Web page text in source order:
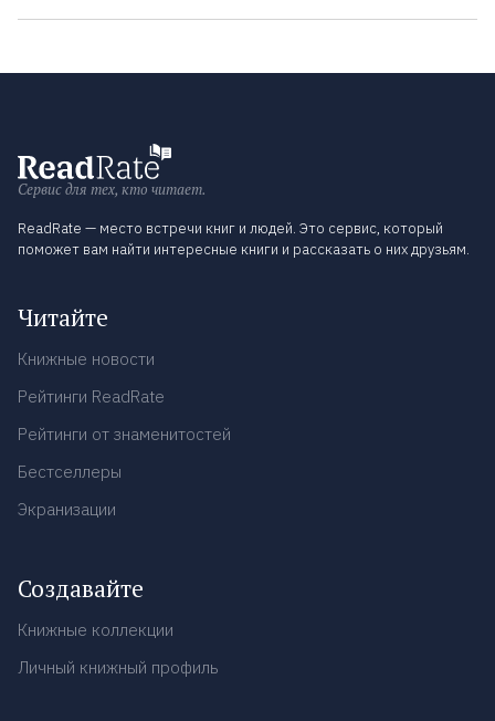
Сервис для тех, кто читает.
ReadRate — место встречи книг и людей. Это сервис, который
поможет вам найти интересные книги и рассказать о них друзьям.
Читайте
Книжные новости
Рейтинги ReadRate
Рейтинги от знаменитостей
Бестселлеры
Экранизации
Создавайте
Книжные коллекции
Личный книжный профиль